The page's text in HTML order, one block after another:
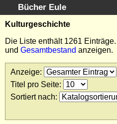
Bücher Eule
Schnellsuche
Startseite
Erweiterte Suche
Kundenservice
Kontakt
Kategorien
Kulturgeschichte
Die Liste enthält 1261
und Gesamtbestand anzeigen.
Anzeige:
Titel pro Seite:
Sortiert nach: